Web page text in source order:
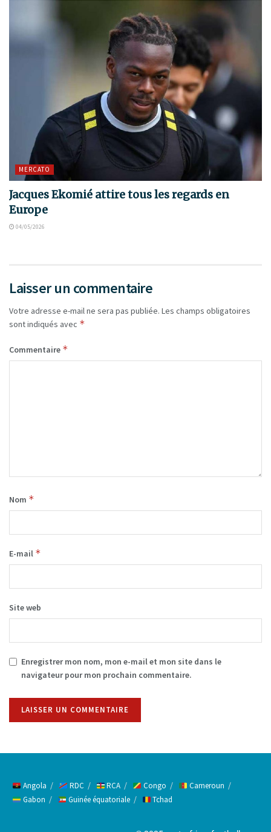
MERCATO
Jacques Ekomié attire tous les regards en
Europe
04/05/2026
Laisser un commentaire
Votre adresse e-mail ne sera pas publiée. Les champs obligatoires
sont indiqués avec *
Commentaire *
Nom *
E-mail *
Site web
Enregistrer mon nom, mon e-mail et mon site dans le
navigateur pour mon prochain commentaire.
Angola RDC RCA Congo
Cameroun
Gabon
Guinée équatoriale Tchad